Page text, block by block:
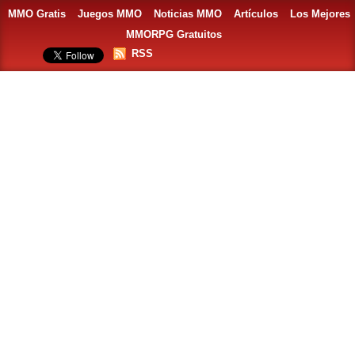
MMO Gratis Juegos MMO Noticias MMO Artículos
Los Mejores
MMORPG Gratuitos
RSS